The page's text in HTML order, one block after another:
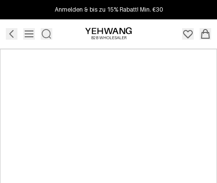
Anmelden & bis zu 15% Rabatt! Min. €30
B2B WHOLESALER